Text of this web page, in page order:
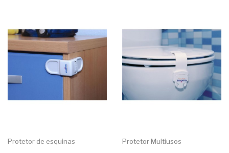
Protetor de esquinas Protetor Multiusos